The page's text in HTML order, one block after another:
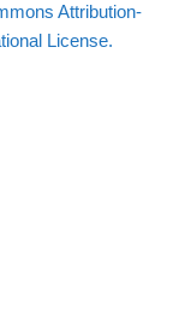
Attribution-
License.